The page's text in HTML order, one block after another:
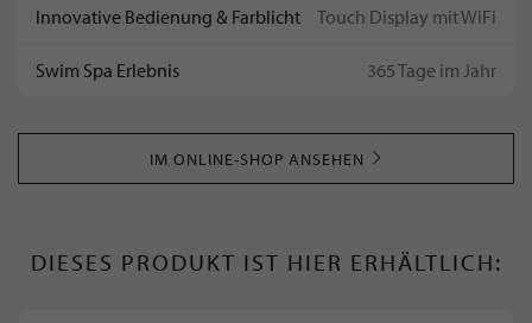
Innovative Bedienung & Farblicht Touch Display mit WiFi
Swim Spa Erlebnis 365 Tage im Jahr
IM ONLINE-SHOP ANSEHEN
DIESES PRODUKT IST HIER ERHÄLTLICH: